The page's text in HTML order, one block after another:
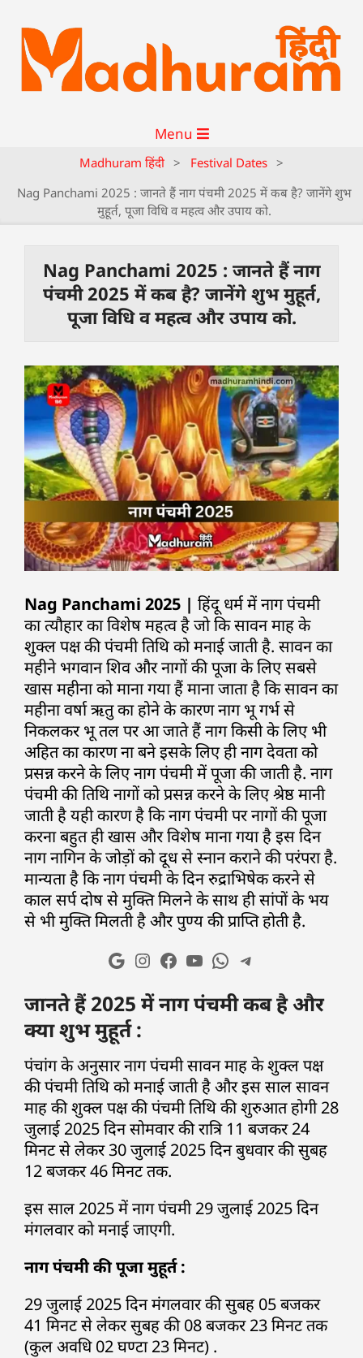
Menu
Madhuram हिंदी > Festival Dates >
Nag Panchami 2025 : जानते हैं नाग पंचमी 2025 में कब है? जानेंगे शुभ
मुहूर्त, पूजा विधि व महत्व और उपाय को.
Nag Panchami 2025 : जानते हैं नाग
पंचमी 2025 में कब है? जानेंगे शुभ मुहूर्त,
पूजा विधि व महत्व और उपाय को.
Nag Panchami 2025 | हिंदू धर्म में नाग पंचमी
का त्यौहार का विशेष महत्व है जो कि सावन माह के
शुक्ल पक्ष की पंचमी तिथि को मनाई जाती है. सावन का
महीने भगवान शिव और नागों की पूजा के लिए सबसे
खास महीना को माना गया हैं माना जाता है कि सावन का
महीना वर्षा ऋतु का होने के कारण नाग भू गर्भ से
निकलकर भू तल पर आ जाते हैं नाग किसी के लिए भी
अहित का कारण ना बने इसके लिए ही नाग देवता को
प्रसन्न करने के लिए नाग पंचमी में पूजा की जाती है. नाग
पंचमी की तिथि नागों को प्रसन्न करने के लिए श्रेष्ठ मानी
जाती है यही कारण है कि नाग पंचमी पर नागों की पूजा
करना बहुत ही खास और विशेष माना गया है इस दिन
नाग नागिन के जोड़ों को दूध से स्नान कराने की परंपरा है.
मान्यता है कि नाग पंचमी के दिन रुद्राभिषेक करने से
काल सर्प दोष से मुक्ति मिलने के साथ ही सांपों के भय
से भी मुक्ति मिलती है और पुण्य की प्राप्ति होती है.
जानते हैं 2025 में नाग पंचमी कब है और
क्या शुभ मुहूर्त :
पंचांग के अनुसार नाग पंचमी सावन माह के शुक्ल पक्ष
की पंचमी तिथि को मनाई जाती है और इस साल सावन
माह की शुक्ल पक्ष की पंचमी तिथि की शुरुआत होगी 28
जुलाई 2025 दिन सोमवार की रात्रि 11 बजकर 24
मिनट से लेकर 30 जुलाई 2025 दिन बुधवार की सुबह
12 बजकर 46 मिनट तक.
इस साल 2025 में नाग पंचमी 29 जुलाई 2025 दिन
मंगलवार को मनाई जाएगी.
नाग पंचमी की पूजा मुहूर्त :
29 जुलाई 2025 दिन मंगलवार की सुबह 05 बजकर
41 मिनट से लेकर सुबह की 08 बजकर 23 मिनट तक
(कुल अवधि 02 घण्टा 23 मिनट) .